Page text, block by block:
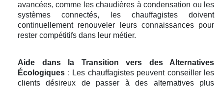
avancées, comme les chaudières à condensation ou les
systèmes connectés, les chauffagistes doivent
continuellement renouveler leurs connaissances pour
rester compétitifs dans leur métier.
Aide dans la Transition vers des Alternatives
Écologiques : Les chauffagistes peuvent conseiller les
clients désireux de passer à des alternatives plus